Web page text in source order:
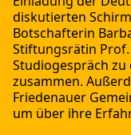
diskutierten
Botschafterin
Stiftungsrätin
Studiogespräch zu
zusammen.
Friedenauer
um über ihre